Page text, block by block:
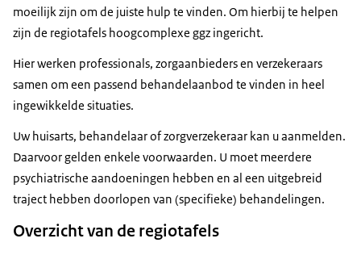
moeilijk zijn om de juiste hulp te vinden. Om hierbij te helpen
zijn de regiotafels hoogcomplexe ggz ingericht.
Hier werken professionals, zorgaanbieders en verzekeraars
samen om een passend behandelaanbod te vinden in heel
ingewikkelde situaties.
Uw huisarts, behandelaar of zorgverzekeraar kan u aanmelden.
Daarvoor gelden enkele voorwaarden. U moet meerdere
psychiatrische aandoeningen hebben en al een uitgebreid
traject hebben doorlopen van (specifieke) behandelingen.
Overzicht van de regiotafels